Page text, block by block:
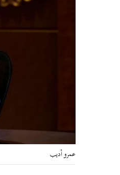
عمرو أديب